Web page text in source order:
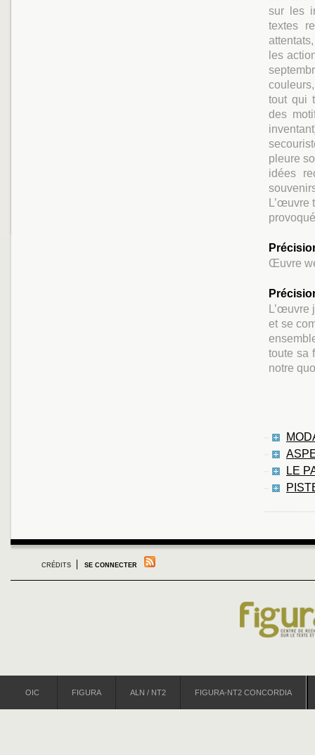
sur les
textes
les
tout qui
des
pleure
idées
L’œuvre
Œuvre
L’œuvre
et se
toute sa
notre
LE
CRÉDITS SE CONNECTER
OIC FIGURA ALN / NT2 FIGURA-NT2 CONCORDIA